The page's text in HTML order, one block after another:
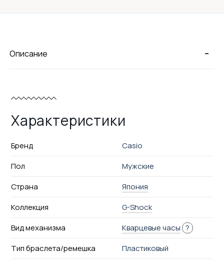
-
Описание
Характеристики
Бренд
Casio
Пол
Мужские
Страна
Япония
Коллекция
G-Shock
Вид механизма
Кварцевые часы ?
Тип браслета/ремешка
Пластиковый